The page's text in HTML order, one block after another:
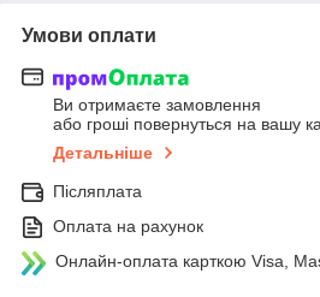
Умови оплати
Ви отримаєте замовлення
або гроші повернуться на вашу
Детальніше
Післяплата
Оплата на рахунок
Онлайн-оплата карткою Visa,